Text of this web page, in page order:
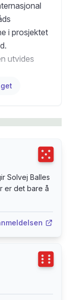
i prosjektet
utvides
Solvej Balles
er det bare å